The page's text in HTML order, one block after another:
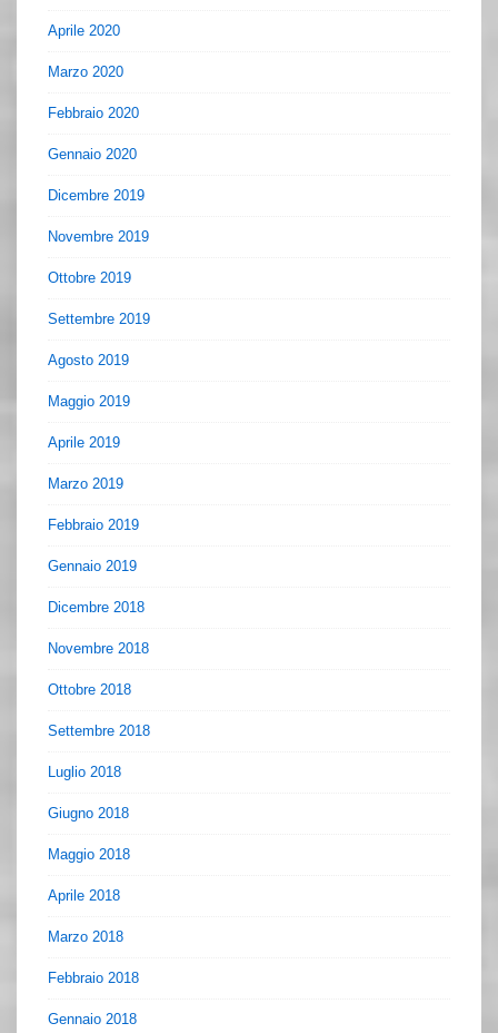
Aprile 2020
Marzo 2020
Febbraio 2020
Gennaio 2020
Dicembre 2019
Novembre 2019
Ottobre 2019
Settembre 2019
Agosto 2019
Maggio 2019
Aprile 2019
Marzo 2019
Febbraio 2019
Gennaio 2019
Dicembre 2018
Novembre 2018
Ottobre 2018
Settembre 2018
Luglio 2018
Giugno 2018
Maggio 2018
Aprile 2018
Marzo 2018
Febbraio 2018
Gennaio 2018